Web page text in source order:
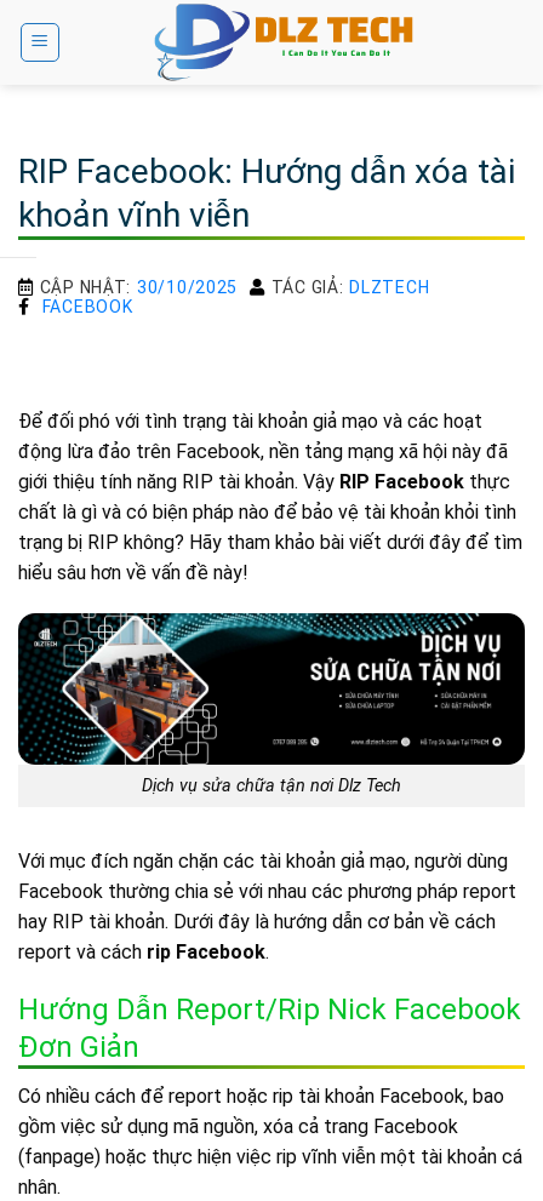
RIP Facebook: Hướng dẫn xóa tài
khoản vĩnh viễn
CẬP NHẬT: 30/10/2025 TÁC GIẢ: DLZTECH
FACEBOOK
Để đối phó với tình trạng tài khoản giả mạo và các hoạt
động lừa đảo trên Facebook, nền tảng mạng xã hội này đã
giới thiệu tính năng RIP tài khoản. Vậy RIP Facebook thực
chất là gì và có biện pháp nào để bảo vệ tài khoản khỏi tình
trạng bị RIP không? Hãy tham khảo bài viết dưới đây để tìm
hiểu sâu hơn về vấn đề này!
Dịch vụ sửa chữa tận nơi Dlz Tech
Với mục đích ngăn chặn các tài khoản giả mạo, người dùng
Facebook thường chia sẻ với nhau các phương pháp report
hay RIP tài khoản. Dưới đây là hướng dẫn cơ bản về cách
report và cách rip Facebook.
Hướng Dẫn Report/rip Nick Facebook
Đơn Giản
Có nhiều cách để report hoặc rip tài khoản Facebook, bao
gồm việc sử dụng mã nguồn, xóa cả trang Facebook
(fanpage) hoặc thực hiện việc rip vĩnh viễn một tài khoản cá
nhân.